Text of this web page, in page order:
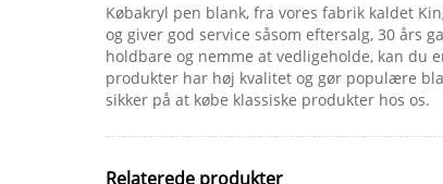
Købakryl pen blank, fra vores fabrik kaldet
og giver god service såsom eftersalg, 30 års
holdbare og nemme at vedligeholde, kan du
produkter har høj kvalitet og gør populære
sikker på at købe klassiske produkter hos os.
Relaterede produkter